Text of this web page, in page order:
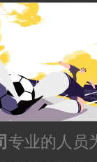
专业的人员